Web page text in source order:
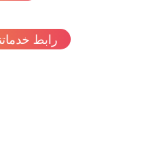
رابط خدماتنا